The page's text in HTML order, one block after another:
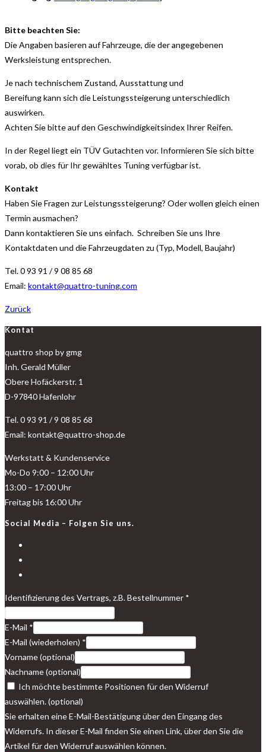
Bitte beachten Sie:
Die Angaben basieren auf Fahrzeuge, die der angegebenen
Werksleistung entsprechen.
Je nach technischem Zustand, Ausstattung und
Bereifung kann sich die Leistungssteigerung unterschiedlich
auswirken.
Achten Sie bitte auf den Geschwindigkeitsindex Ihrer Reifen.
In der Regel liegt ein TÜV Gutachten vor. Informieren Sie sich bitte
vorab, ob dies für Ihr gewähltes Tuning verfügbar ist.
Kontakt
Haben Sie Fragen zur Leistungssteigerung? Oder wollen gleich einen
Termin ausmachen?
Dann kontaktieren Sie uns einfach. Schreiben Sie uns Ihre
Kontaktdaten und die Fahrzeugdaten zu (Typ, Modell, Baujahr)
Tel. 0 93 91 / 9 08 85 68
Email: kontakt@quattro-tuning.com
Zurück
Kontat
quattro shop by gmg
Inh. Gerald Müller
Obere Hofäckerstr. 1
D-97840 Hafenlohr
Tel. 0 93 91 / 9 08 85 68
Email: kontakt@quattro-shop.de
Werkstatt & Kundenservice
Mo-Do 9:00 – 12:00 Uhr
13:00 – 17:00 Uhr
Freitag bis 16:00 Uhr
Social Media – Folgen Sie uns.
Identifizierung des Vertrags, z.B. Bestellnummer *
E-Mail *
E-Mail (wiederholen) *
Vorname(optional)
Nachname(optional)
Ich möchte bestimmte Positionen für den Widerruf
auswählen.(optional)
Sie erhalten eine E-Mail-Bestätigung über den Eingang des
Widerrufs. In dieser E-Mail finden Sie einen Link, über den Sie die
Artikel für den Widerruf auswählen können.